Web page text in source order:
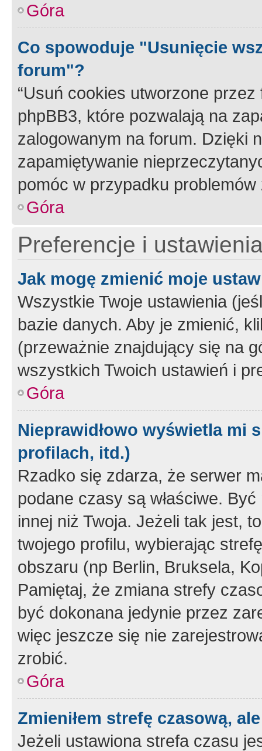
Góra
Co spowoduje "Usunięcie
forum"?
“Usuń cookies utworzone
phpBB3, które pozwalają na
zalogowanym na forum. Dzięki
zapamiętywanie
pomóc w przypadku
Góra
Preferencje i
Jak mogę zmienić moje
Wszystkie Twoje ustawienia
bazie danych. Aby je zmienić,
(przeważnie znajdujący się na
wszystkich Twoich ustawień i
Góra
Nieprawidłowo wyświetla mi
profilach, itd.)
Rzadko się zdarza, że serwer
podane czasy są właściwe.
innej niż Twoja. Jeżeli tak jest,
twojego profilu, wybierając
obszaru (np Berlin, Bruksela,
Pamiętaj, że zmiana strefy
być dokonana jedynie przez
więc jeszcze się nie
zrobić.
Góra
Zmieniłem strefę czasową,
Jeżeli ustawiona strefa czasu